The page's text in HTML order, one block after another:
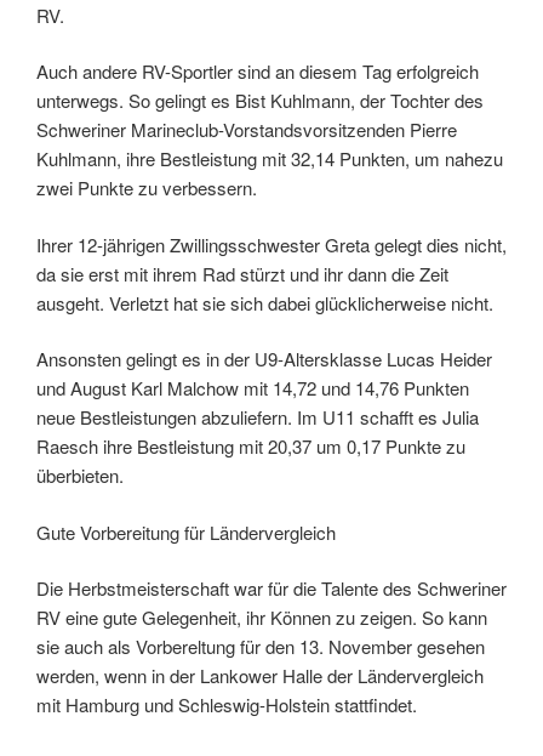
RV.
Auch andere RV-Sportler sind an diesem Tag erfolgreich
unterwegs. So gelingt es Bist Kuhlmann, der Tochter des
Schweriner Marineclub-Vorstandsvorsitzenden Pierre
Kuhlmann, ihre Bestleistung mit 32,14 Punkten, um nahezu
zwei Punkte zu verbessern.
Ihrer 12-jährigen Zwillingsschwester Greta gelegt dies nicht,
da sie erst mit ihrem Rad stürzt und ihr dann die Zeit
ausgeht. Verletzt hat sie sich dabei glücklicherweise nicht.
Ansonsten gelingt es in der U9-Altersklasse Lucas Heider
und August Karl Malchow mit 14,72 und 14,76 Punkten
neue Bestleistungen abzuliefern. Im U11 schafft es Julia
Raesch ihre Bestleistung mit 20,37 um 0,17 Punkte zu
überbieten.
Gute Vorbereitung für Ländervergleich
Die Herbstmeisterschaft war für die Talente des Schweriner
RV eine gute Gelegenheit, ihr Können zu zeigen. So kann
sie auch als Vorbereltung für den 13. November gesehen
werden, wenn in der Lankower Halle der Ländervergleich
mit Hamburg und Schleswig-Holstein stattfindet.